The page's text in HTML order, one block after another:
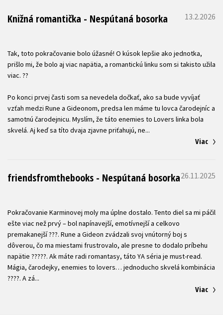
Knižná romantička - Nespútaná bosorka
13.2.2026
Tak, toto pokračovanie bolo úžasné! O kúsok lepšie ako jednotka,
prišlo mi, že bolo aj viac napätia, a romantickú linku som si takisto užila
viac. ??
Po konci prvej časti som sa nevedela dočkať, ako sa bude vyvíjať
vzťah medzi Rune a Gideonom, predsa len máme tu lovca čarodejníc a
samotnú čarodejnicu. Myslím, že táto enemies to Lovers linka bola
Viac
friendsfromthebooks - Nespútaná bosorka26.11.2025
Pokračovanie Karminovej moly ma úplne dostalo. Tento diel sa mi páčil
ešte viac než prvý – bol napínavejší, emotívnejší a celkovo
premakanejší ???. Rune a Gideon zvádzali svoj vnútorný boj s
dôverou, čo ma miestami frustrovalo, ale presne to dodalo príbehu
napätie ?????. Ak máte radi romantasy, táto YA séria je must-read.
Mágia, čarodejky, enemies to lovers… jednoducho skvelá kombinácia
Viac